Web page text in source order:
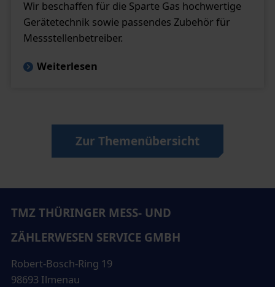
Wir beschaffen für die Sparte Gas hochwertige
Gerätetechnik sowie passendes Zubehör für
Messstellenbetreiber.
Weiterlesen
Zur Themenübersicht
TMZ THÜRINGER MESS- UND
ZÄHLERWESEN SERVICE GMBH
Robert-Bosch-Ring 19
98693 Ilmenau